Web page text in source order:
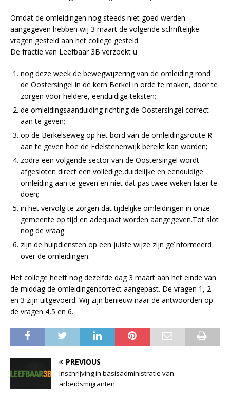
Omdat de omleidingen nog steeds niet goed werden
aangegeven hebben wij 3 maart de volgende schriftelijke
vragen gesteld aan het college gesteld.
De fractie van Leefbaar 3B verzoekt u
nog deze week de bewegwijzering van de omleiding rond
de Oostersingel in de kern Berkel in orde te maken, door te
zorgen voor heldere, eenduidige teksten;
de omleidingsaanduiding richting de Oostersingel correct
aan te geven;
op de Berkelseweg op het bord van de omleidingsroute R
aan te geven hoe de Edelstenenwijk bereikt kan worden;
zodra een volgende sector van de Oostersingel wordt
afgesloten direct een volledige,duidelijke en eenduidige
omleiding aan te geven en niet dat pas twee weken later te
doen;
in het vervolg te zorgen dat tijdelijke omleidingen in onze
gemeente op tijd en adequaat worden aangegeven.Tot slot
nog de vraag
zijn de hulpdiensten op een juiste wijze zijn geïnformeerd
over de omleidingen.
Het college heeft nog dezelfde dag 3 maart aan het einde van
de middag de omleidingencorrect aangepast. De vragen 1, 2
en 3 zijn uitgevoerd. Wij zijn benieuw naar de antwoorden op
de vragen 4,5 en 6.
PREVIOUS
Inschrijving in basisadministratie van
arbeidsmigranten.